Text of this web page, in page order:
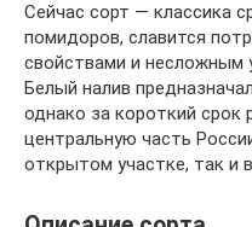
Сейчас сорт — классика
помидоров, славится
свойствами и несложным
Белый налив
однако за короткий срок
центральную часть
открытом участке, так и